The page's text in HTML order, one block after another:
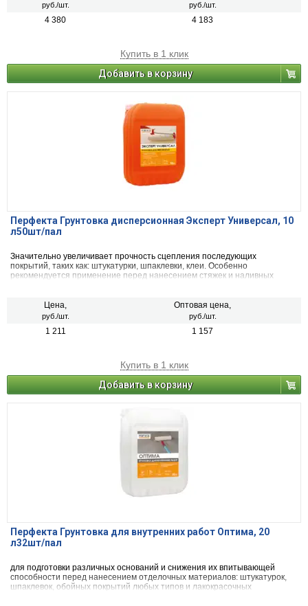
руб./шт. руб./шт.
4 380 4 183
Купить в 1 клик
Добавить в корзину
Перфекта Грунтовка дисперсионная Эксперт Универсал, 10
л50шт/пал
Значительно увеличивает прочность сцепления последующих
покрытий, таких как: штукатурки, шпаклевки, клеи. Особенно
рекомендуется применение перед нанесением стяжек и наливных
Цена,
руб./шт.
Оптовая цена,
руб./шт.
1 211 1 157
Купить в 1 клик
Добавить в корзину
Перфекта Грунтовка для внутренних работ Оптима, 20
л32шт/пал
для подготовки различных оснований и снижения их впитывающей
способности перед нанесением отделочных материалов: штукатурок,
шпаклевок, обойных покрытий любых типов и лакокрасочных